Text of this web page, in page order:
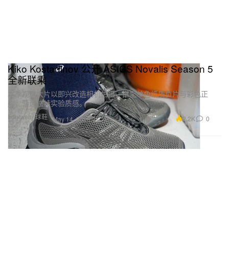
Footwear 球鞋
Kiko Kostadinov 公开 ASICS Novalis Season 5
全新联乘
本季视觉大片以即兴改造相机拍摄，搭配单色纸质负片与彩色正
片，营造独特实验质感。
May 14, 2026 2.2K 0